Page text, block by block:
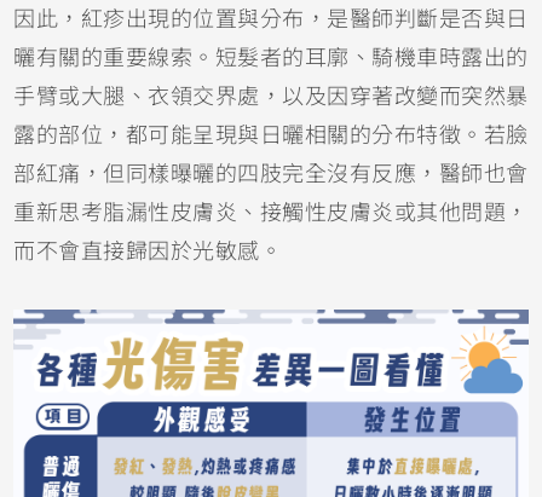
因此，紅疹出現的位置與分布，是醫師判斷是否與日
曬有關的重要線索。短髮者的耳廓、騎機車時露出的
手臂或大腿、衣領交界處，以及因穿著改變而突然暴
露的部位，都可能呈現與日曬相關的分布特徵。若臉
部紅痛，但同樣曝曬的四肢完全沒有反應，醫師也會
重新思考脂漏性皮膚炎、 接觸性皮膚炎 或其他問題，
而不會直接歸因於光敏感。